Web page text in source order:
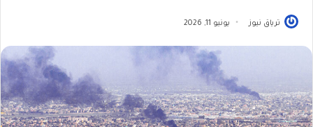
ترياق نيوز يونيو 11, 2026